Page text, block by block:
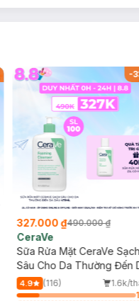
-
327.000 ₫490.000 ₫
CeraVe
Sữa Rửa Mặt CeraVe
Sâu Cho Da Thường Đến
Dầu 473ml
4.9 (116)
1.6k/